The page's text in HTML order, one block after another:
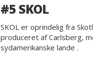
#5 SKOL
SKOL er oprindelig fra
produceret af Carlsberg,
sydamerikanske lande .